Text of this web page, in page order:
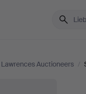
Lawrences Auctioneers /